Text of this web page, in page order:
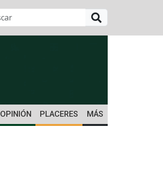
OPINIÓN PLACERES MÁS